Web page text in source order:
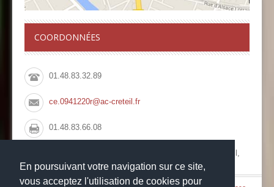
En poursuivant votre navigation sur ce site,
vous acceptez l'utilisation de cookies pour
COORDONNÉES
01.48.83.32.89
ce.0941220r@ac-creteil.fr
01.48.83.66.08
Collège François Rabelais, 10 Rue du Pont de Créteil,
94100 Saint Maur des Fossés